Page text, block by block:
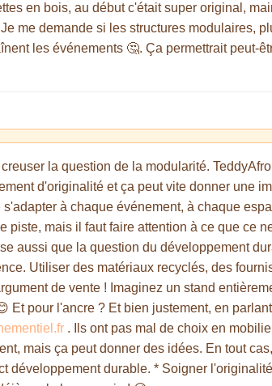
en bois, au début c'était super original,
me demande si les structures modulaires,
les événements 🤔. Ça permettrait peut-
la question de la modularité.
d'originalité et ça peut vite donner une
à chaque événement, à chaque
piste, mais il faut faire attention à ce que ce
aussi que la question du développement
Utiliser des matériaux recyclés, des
de vente ! Imaginez un stand
Et pour l'ancre ? Et bien justement, en
. Ils ont pas mal de choix en
mais ça peut donner des idées. En tout
développement durable. * Soigner